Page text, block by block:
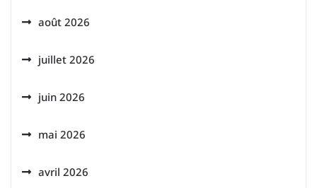
août 2026
juillet 2026
juin 2026
mai 2026
avril 2026